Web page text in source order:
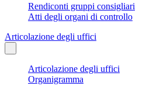
Rendiconti gruppi consigliari
Atti degli organi di controllo
Articolazione degli uffici
Articolazione degli uffici
Organigramma